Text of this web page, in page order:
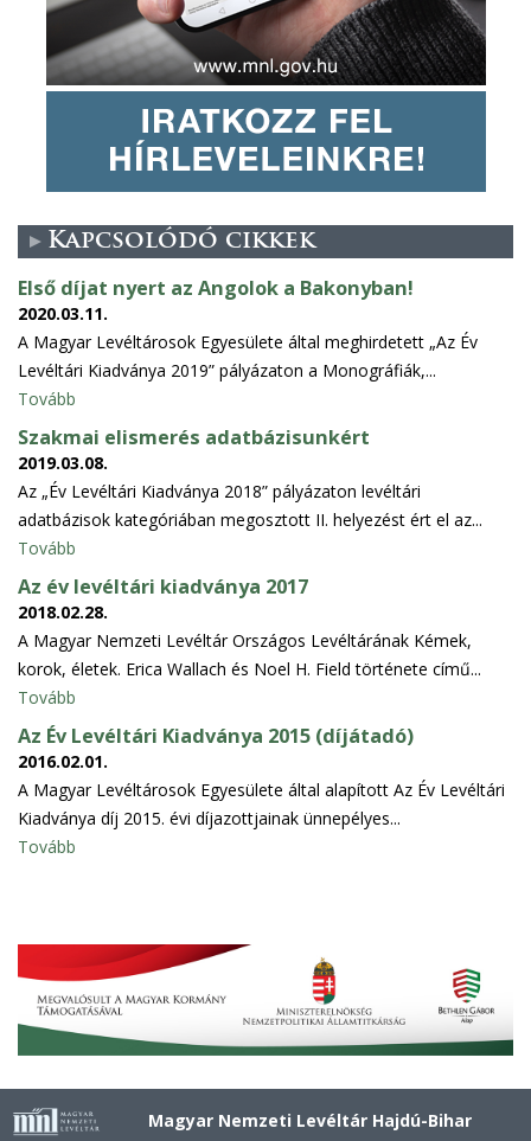
Kapcsolódó cikkek
Első díjat nyert az Angolok a Bakonyban!
2020.03.11.
A Magyar Levéltárosok Egyesülete által meghirdetett „Az Év
Levéltári Kiadványa 2019” pályázaton a Monográfiák,...
Tovább
Szakmai elismerés adatbázisunkért
2019.03.08.
Az „Év Levéltári Kiadványa 2018” pályázaton levéltári
adatbázisok kategóriában megosztott II. helyezést ért el az...
Tovább
Az év levéltári kiadványa 2017
2018.02.28.
A Magyar Nemzeti Levéltár Országos Levéltárának Kémek,
korok, életek. Erica Wallach és Noel H. Field története című...
Tovább
Az Év Levéltári Kiadványa 2015 (díjátadó)
2016.02.01.
A Magyar Levéltárosok Egyesülete által alapított Az Év Levéltári
Kiadványa díj 2015. évi díjazottjainak ünnepélyes...
Tovább
Magyar Nemzeti Levéltár Hajdú-Bihar